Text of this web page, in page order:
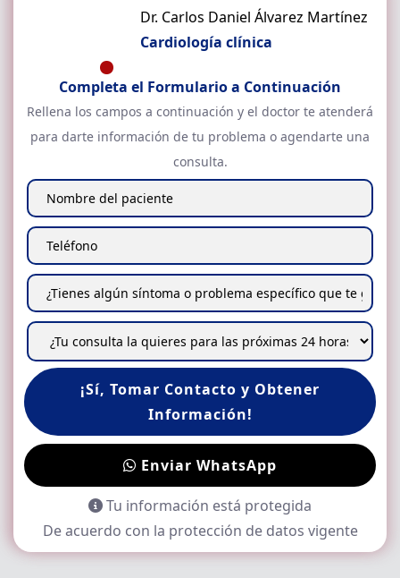
Dr. Carlos Daniel Álvarez Martínez
Cardiología clínica
Completa el Formulario a Continuación
Rellena los campos a continuación y el doctor te atenderá
para darte información de tu problema o agendarte una
consulta.
¡Sí, Tomar Contacto y Obtener
Información!
Enviar WhatsApp
Tu información está protegida
De acuerdo con la protección de datos vigente